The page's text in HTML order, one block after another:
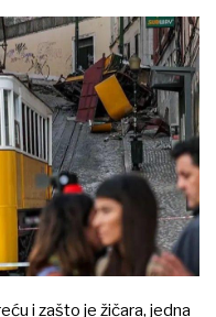
i zašto je žičara, jedna